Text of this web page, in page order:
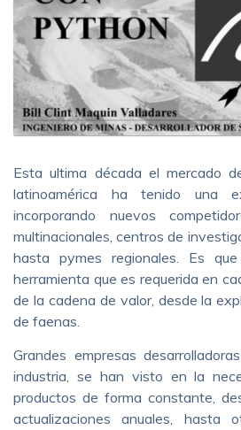
Esta ultima década el mercado
latinoamérica ha tenido una
incorporando nuevos
multinacionales, centros de
hasta pymes regionales. Es
herramienta que es requerida en
de la cadena de valor, desde la
de faenas.
Grandes empresas
industria, se han visto en la
productos de forma constante,
actualizaciones anuales, hasta